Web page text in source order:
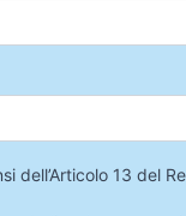
dell’Articolo 13 del